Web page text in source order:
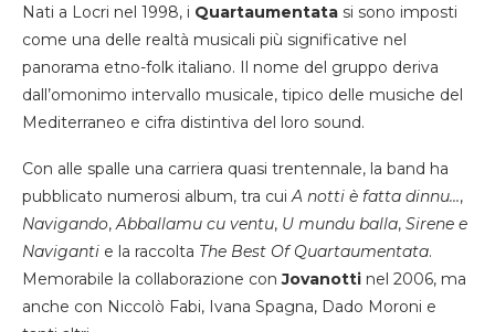
Nati a Locri nel 1998, i Quartaumentata si sono imposti
come una delle realtà musicali più significative nel
panorama etno-folk italiano. Il nome del gruppo deriva
dall’omonimo intervallo musicale, tipico delle musiche del
Mediterraneo e cifra distintiva del loro sound.
Con alle spalle una carriera quasi trentennale, la band ha
pubblicato numerosi album, tra cuiA notti è fatta dinnu…,
Navigando,Abballamu cu ventu, U mundu balla, Sirene e
Naviganti e la raccolta The Best Of Quartaumentata.
Memorabile la collaborazione conJovanotti nel 2006, ma
anche con Niccolò Fabi, Ivana Spagna, Dado Moroni e